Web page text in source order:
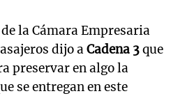
la Cámara Empresaria
dijo aCadena 3que
preservar en algo la
se entregan en este